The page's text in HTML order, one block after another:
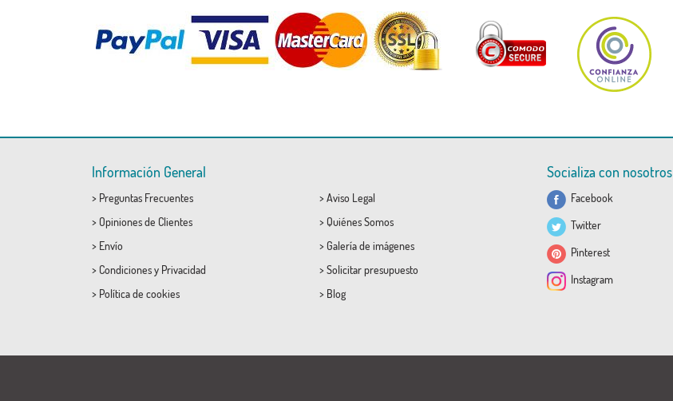
Información General
> Preguntas Frecuentes
> Opiniones de Clientes
> Envío
> Condicionesy Privacidad
> Política de cookies
> Aviso Legal
> Quiénes Somos
> Galería de imágenes
> Solicitar presupuesto
> Blog
Socializa con nosotros
Facebook
Twitter
Pinterest
Instagram